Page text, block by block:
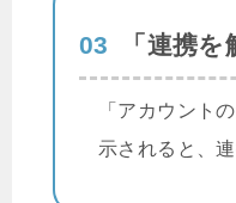
03 「連携
「アカウント
示されると、